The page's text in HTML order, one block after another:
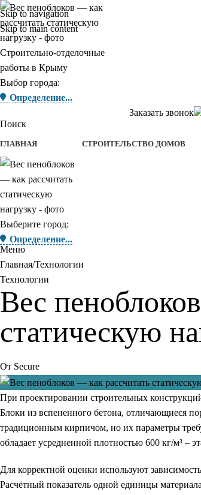
Skip to navigation
Skip to main content
Строительно-отделочные
работы в Крыму
Выбор города:
Определение...
Заказать звонок
Поиск
ГЛАВНАЯ СТРОИТЕЛЬСТВО ДОМОВ
Выберите город:
Определение...
Меню
Главная Технологии
Технологии
Вес
статическую
От Secure
При проектировании строительных
Блоки из вспененного бетона, отличающиеся
традиционным кирпичом, но их параметры
обладает усредненной плотностью 600 кг/м³ –
Для корректной оценки используют
Расчётный показатель одной единицы